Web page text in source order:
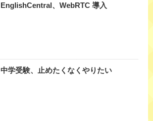
EnglishCentral、WebRTC 導入
中学受験、止めたくなくやりたい